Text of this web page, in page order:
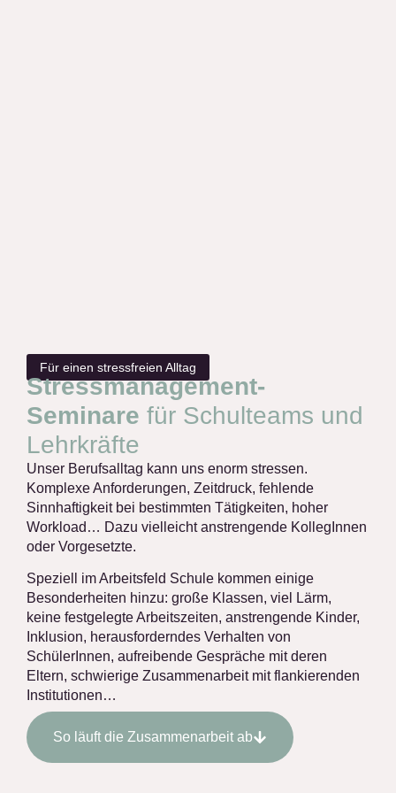
Für einen stressfreien Alltag
Stressmanagement-
Seminare für Schulteams und
Lehrkräfte
Unser Berufsalltag kann uns enorm stressen.
Komplexe Anforderungen, Zeitdruck, fehlende
Sinnhaftigkeit bei bestimmten Tätigkeiten, hoher
Workload… Dazu vielleicht anstrengende KollegInnen
oder Vorgesetzte.
Speziell im Arbeitsfeld Schule kommen einige
Besonderheiten hinzu: große Klassen, viel Lärm,
keine festgelegte Arbeitszeiten, anstrengende Kinder,
Inklusion, herausforderndes Verhalten von
SchülerInnen, aufreibende Gespräche mit deren
Eltern, schwierige Zusammenarbeit mit flankierenden
Institutionen…
So läuft die Zusammenarbeit ab